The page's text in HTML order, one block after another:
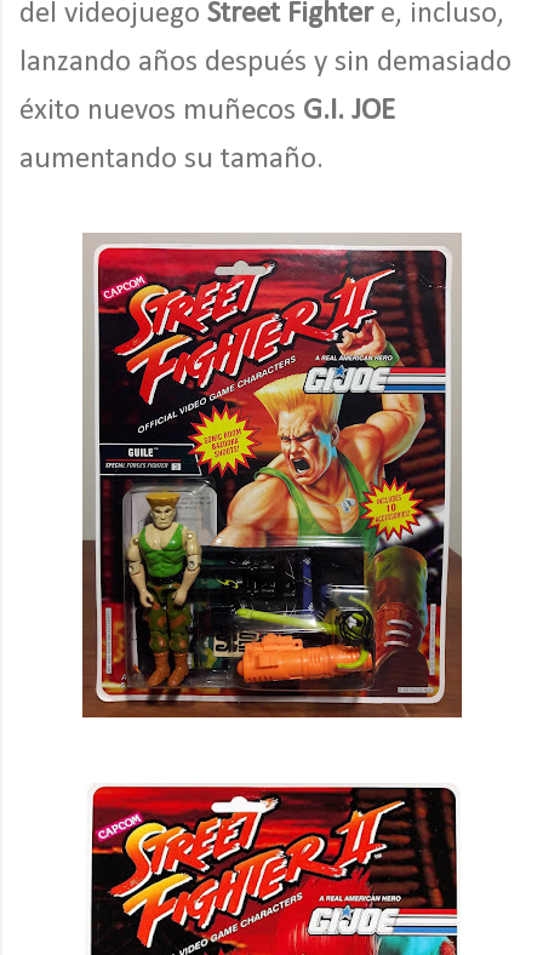
del videojuego Street Fightere, incluso,
lanzando años después y sin demasiado
éxito nuevos muñecos G.I. JOE
aumentando su tamaño.